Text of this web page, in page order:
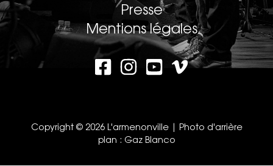
Presse
Mentions légales
Copyright © 2026 L'armenonville | Photo d'arrière
plan : Gaz Blanco